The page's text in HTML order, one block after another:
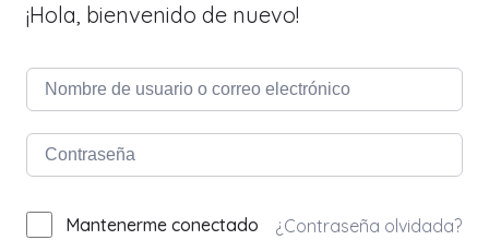
¡Hola, bienvenido de nuevo!
Mantenerme conectado ¿Contraseña olvidada?